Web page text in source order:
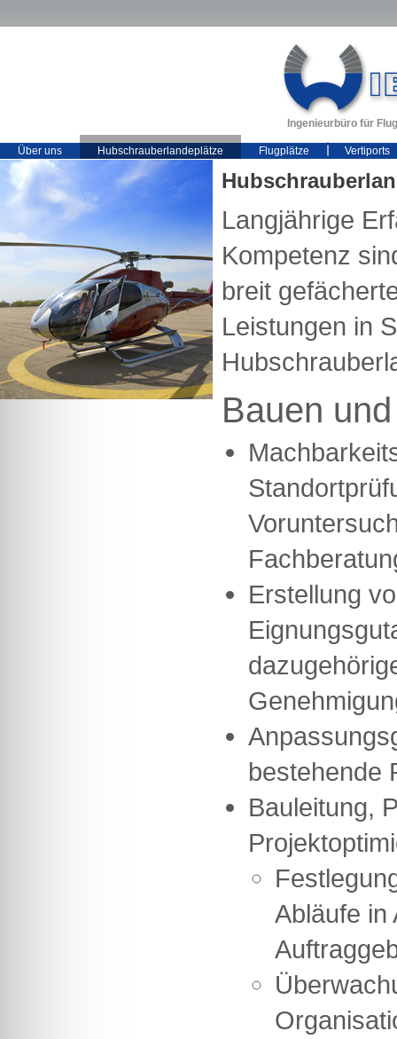
Ingenieurbüro für
Über uns Hubschrauberlandeplätze Flugplätze Vertiports
Langjährige
Kompetenz
breit
Leistungen in
Bauen
Erstellung
bestehende
Bauleitung,
Abläufe in